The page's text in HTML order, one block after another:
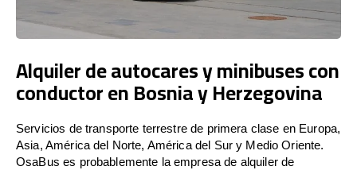
Alquiler de autocares y minibuses con
conductor en Bosnia y Herzegovina
Servicios de transporte terrestre de primera clase en Europa,
Asia, América del Norte, América del Sur y Medio Oriente.
OsaBus es probablemente la empresa de alquiler de